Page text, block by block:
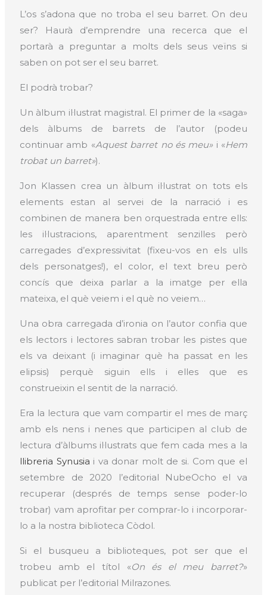
L’os s’adona que no troba el seu barret. On deu
ser? Haurà d’emprendre una recerca que el
portarà a preguntar a molts dels seus veïns si
saben on pot ser el seu barret.
El podrà trobar?
Un àlbum il·lustrat magistral. El primer de la «saga»
dels àlbums de barrets de l’autor (podeu
continuar amb «Aquest barret no és meu» i «Hem
trobat un barret»).
Jon Klassen crea un àlbum il·lustrat on tots els
elements estan al servei de la narració i es
combinen de manera ben orquestrada entre ells:
les il·lustracions, aparentment senzilles però
carregades d’expressivitat (fixeu-vos en els ulls
dels personatges!), el color, el text breu però
concís que deixa parlar a la imatge per ella
mateixa, el què veiem i el què no veiem…
Una obra carregada d’ironia on l’autor confia que
els lectors i lectores sabran trobar les pistes que
els va deixant (i imaginar què ha passat en les
elipsis) perquè siguin ells i elles que es
construeixin el sentit de la narració.
Era la lectura que vam compartir el mes de març
amb els nens i nenes que participen al club de
lectura d’àlbums il·lustrats que fem cada mes a la
llibreria Synusia i va donar molt de si. Com que el
setembre de 2020 l’editorial NubeOcho el va
recuperar (després de temps sense poder-lo
trobar) vam aprofitar per comprar-lo i incorporar-
lo a la nostra biblioteca Còdol.
Si el busqueu a biblioteques, pot ser que el
trobeu amb el títol «On és el meu barret?»
publicat per l’editorial Milrazones.